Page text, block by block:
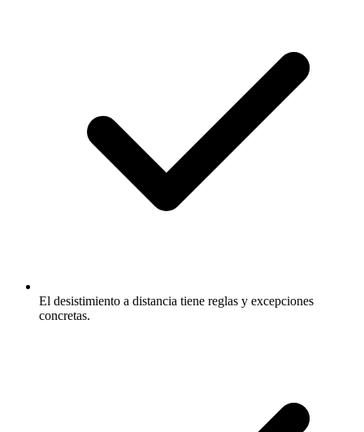
El desistimiento a distancia tiene reglas y excepciones
concretas.